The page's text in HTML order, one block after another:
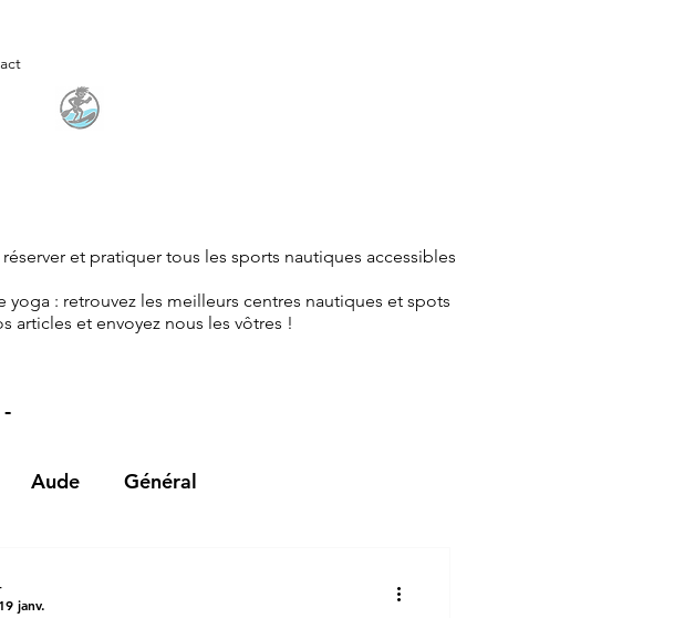
et pratiquer tous les sports nautiques accessibles
: retrouvez les meilleurs centres nautiques et spots
articles et envoyez nous les vôtres !
-
Aude Général
19 janv.